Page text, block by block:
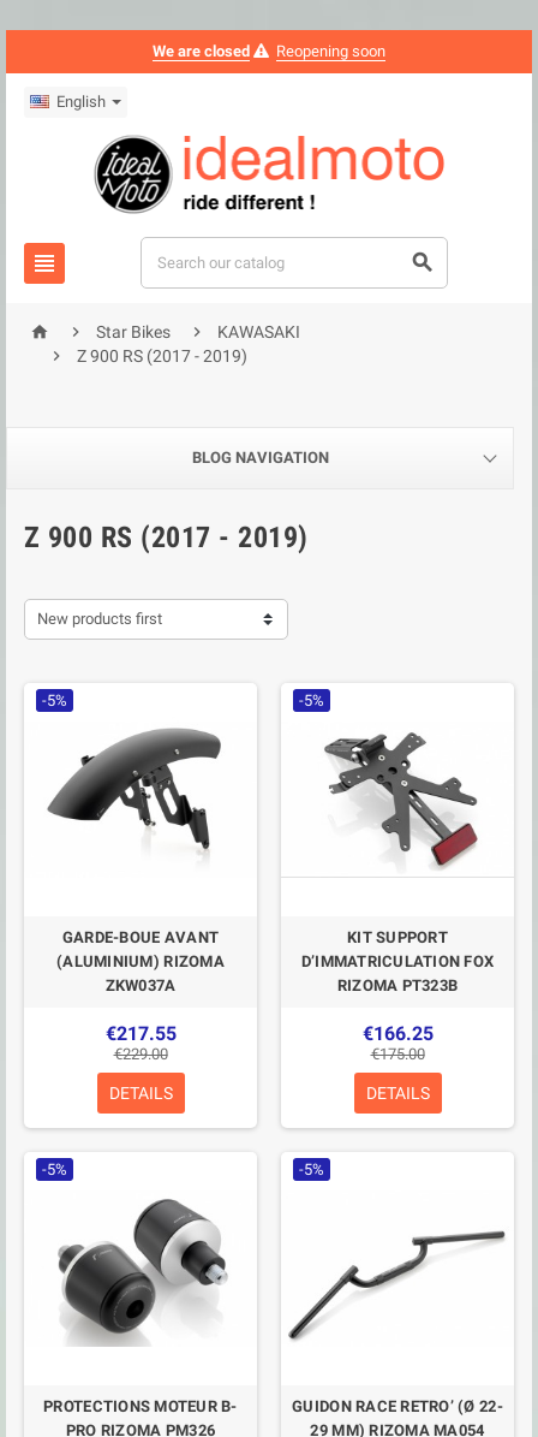
We are closed Reopening soon
English
 
  Star Bikes 
KAWASAKI

Z 900 RS (2017 - 2019)
BLOG NAVIGATION
Z 900 RS (2017 - 2019)
New products first
-5%
GARDE-BOUE AVANT
(ALUMINIUM) RIZOMA
ZKW037A
€217.55
€229.00
DETAILS
-5%
KIT SUPPORT
D’IMMATRICULATION FOX
RIZOMA PT323B
€166.25
€175.00
DETAILS
-5%
PROTECTIONS MOTEUR B-
PRO RIZOMA PM326
-5%
GUIDON RACE RETRO’ (Ø 22-
29 MM) RIZOMA MA054